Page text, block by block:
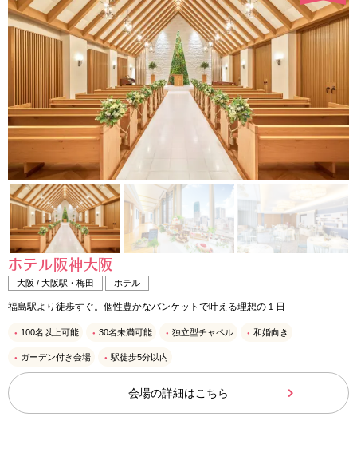
ホテル阪神大阪
大阪 / 大阪駅・梅田 ホテル
福島駅より徒歩すぐ。個性豊かなバンケットで叶える理想の１日
100名以上可能 30名未満可能 独立型チャペル 和婚向き
ガーデン付き会場 駅徒歩5分以内
会場の詳細はこちら